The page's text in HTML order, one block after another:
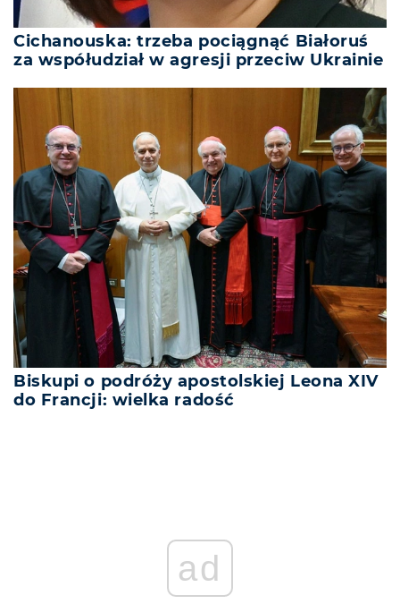
Cichanouska: trzeba pociągnąć Białoruś
za współudział w agresji przeciw Ukrainie
Biskupi o podróży apostolskiej Leona XIV
do Francji: wielka radość
ad